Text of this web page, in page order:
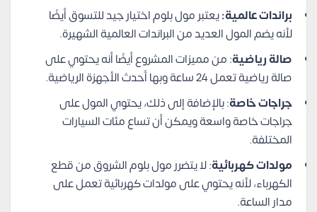
براندات عالمية:يعتبر مول بلوم اختيار جيد للتسوق أيضًا
لأنه يضم المول العديد من البراندات العالمية الشهيرة.
صالة رياضية: من مميزات المشروع أيضًا أنه يحتوي على
صالة رياضية تعمل 24 ساعة وبها أحدث الأجهزة الرياضية.
جراجات خاصة: بالإضافة إلى ذلك، يحتوي المول على
جراجات خاصة واسعة ويمكن أن تساع مئات السيارات
المختلفة.
مولدات كهربائية: لا يتضرر مول بلوم الشروق من قطع
الكهرباء، لأنه يحتوي على مولدات كهربائية تعمل على
مدار الساعة.